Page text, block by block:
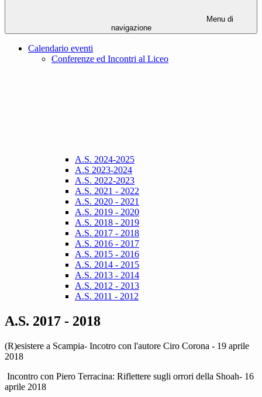
Menu di
navigazione
Calendario eventi
Conferenze ed Incontri al Liceo
A.S. 2024-2025
A.S 2023-2024
A.S. 2022-2023
A.S. 2021 - 2022
A.S. 2020 - 2021
A.S. 2019 - 2020
A.S. 2018 - 2019
A.S. 2017 - 2018
A.S. 2016 - 2017
A.S. 2015 - 2016
A.S. 2014 - 2015
A.S. 2013 - 2014
A.S. 2012 - 2013
A.S. 2011 - 2012
A.S. 2017 - 2018
(R)esistere a Scampia- Incotro con l'autore Ciro Corona - 19 aprile
2018
Incontro con Piero Terracina: Riflettere sugli orrori della Shoah- 16
aprile 2018